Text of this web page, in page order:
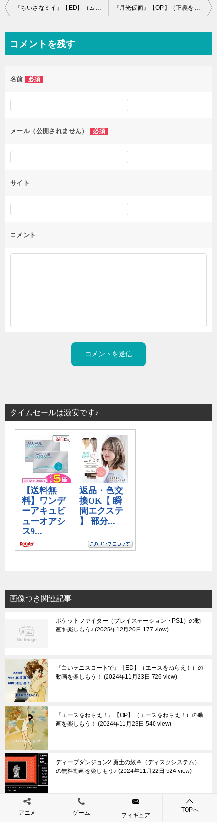
投
ビ
ー
シ
ョ
ン
コメントを残す
名前 必須
メール（公開されません） 必須
サイト
コメント
タイムセールは激安です♪
画像つき関連記事
ポケットファイター（プレイステーション・PS1）の動
画を楽しもう♪ 2025年12月20日 177 view
『白いテニスコートで』【ED】（エースをねらえ！）の
動画を楽しもう！
2024年11月23日 726 view
『エースをねらえ！』【OP】（エースをねらえ！）の動
画を楽しもう！
2024年11月23日 540 view
ディープダンジョン2 勇士の紋章（ディスクシステム）
の無料動画を楽しもう♪ 2024年11月22日 524 view
『妖怪にご用心』【ED】（ドロロンえん魔くん）の動画
2024年11月21日 523 view
アニメ ゲーム フィギュア
TOPへ